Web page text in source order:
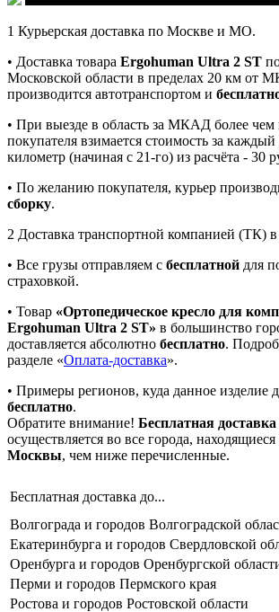
1 Курьерская доставка по Москве и МО.
• Доставка товара Ergohuman Ultra 2 ST
Московской области в пределах 20 км от
производится автотранспортом и
• При выезде в область за МКАД более чем
покупателя взимается стоимость за
километр (начиная с 21-го) из расчёта - 30
• По желанию покупателя, курьер
сборку.
2 Доставка транспортной компанией (ТК)
• Все грузы отправляем с бесплатной для
страховкой.
• Товар «Ортопедическое кресло для
Ergohuman Ultra 2 ST» в большинство
доставляется абсолютно бесплатно.
разделе «Оплата-доставка».
• Примеры регионов, куда данное изделие
бесплатно.
Обратите внимание! Бесплатная доставка
осуществляется во все города, находящиеся
Москвы, чем ниже перечисленные.
Бесплатная доставка до...
Волгограда и городов Волгоградской
Екатеринбурга и городов Свердловской
Оренбурга и городов Оренбургской
Перми и городов Пермского края
Ростова и городов Ростовской области